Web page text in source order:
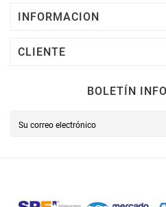
INFORMACION
CLIENTE
BOLETÍN